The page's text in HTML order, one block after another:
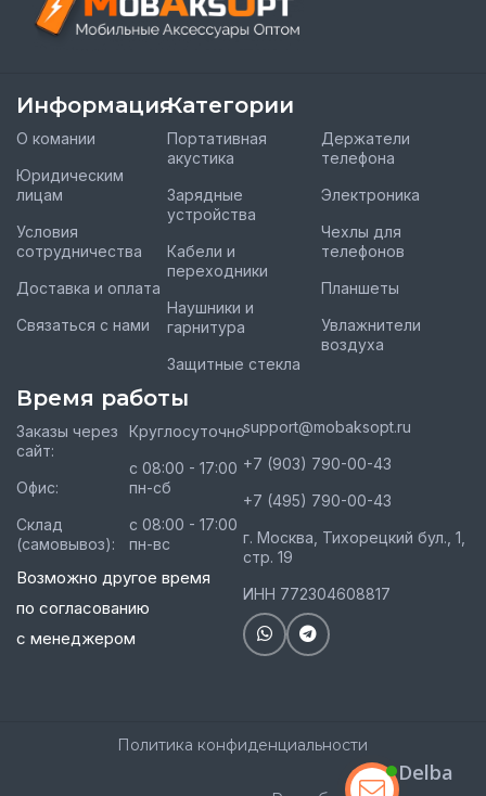
Информация
О комании
Юридическим
лицам
Условия
сотрудничества
Доставка и оплата
Связаться с нами
Категории
Портативная
акустика
Зарядные
устройства
Кабели и
переходники
Наушники и
гарнитура
Защитные стекла
Держатели
телефона
Электроника
Чехлы для
телефонов
Планшеты
Увлажнители
воздуха
Время работы
Заказы через
сайт:
Офис:
Склад
(самовывоз):
Круглосуточно
с 08:00 - 17:00
пн-сб
с 08:00 - 17:00
пн-вс
Возможно другое время
по согласованию
с менеджером
support@mobaksopt.ru
+7 (903) 790-00-43
+7 (495) 790-00-43
г. Москва, Тихорецкий бул., 1,
стр. 19
ИНН 772304608817
Политика конфиденциальности
Delba